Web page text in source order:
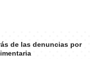
de las denuncias por